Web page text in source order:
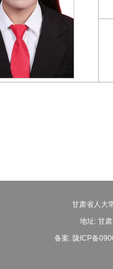
甘肃省人大
地址: 甘
备案: 陇ICP备